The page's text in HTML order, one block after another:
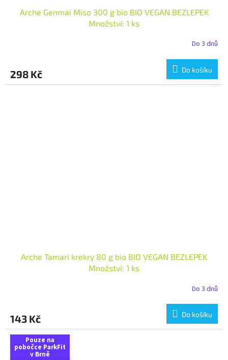
Arche Genmai Miso 300 g bio BIO VEGAN BEZLEPEK
Množství: 1 ks
Do 3 dnů
298 Kč Do košíku
Arche Tamari krekry 80 g bio BIO VEGAN BEZLEPEK
Množství: 1 ks
Do 3 dnů
143 Kč Do košíku
Pouze na
pobočce ParkFit
v Brně